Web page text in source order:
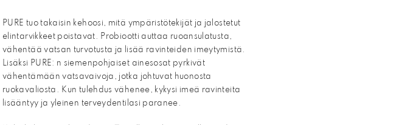
PURE tuo takaisin kehoosi, mitä ympäristötekijät ja jalostetut
elintarvikkeet poistavat. Probiootti auttaa ruoansulatusta,
vähentää vatsan turvotusta ja lisää ravinteiden imeytymistä.
Lisäksi PURE: n siemenpohjaiset ainesosat pyrkivät
vähentämään vatsavaivoja, jotka johtuvat huonosta
ruokavaliosta. Kun tulehdus vähenee, kykysi imeä ravinteita
lisääntyy ja yleinen terveydentilasi paranee.